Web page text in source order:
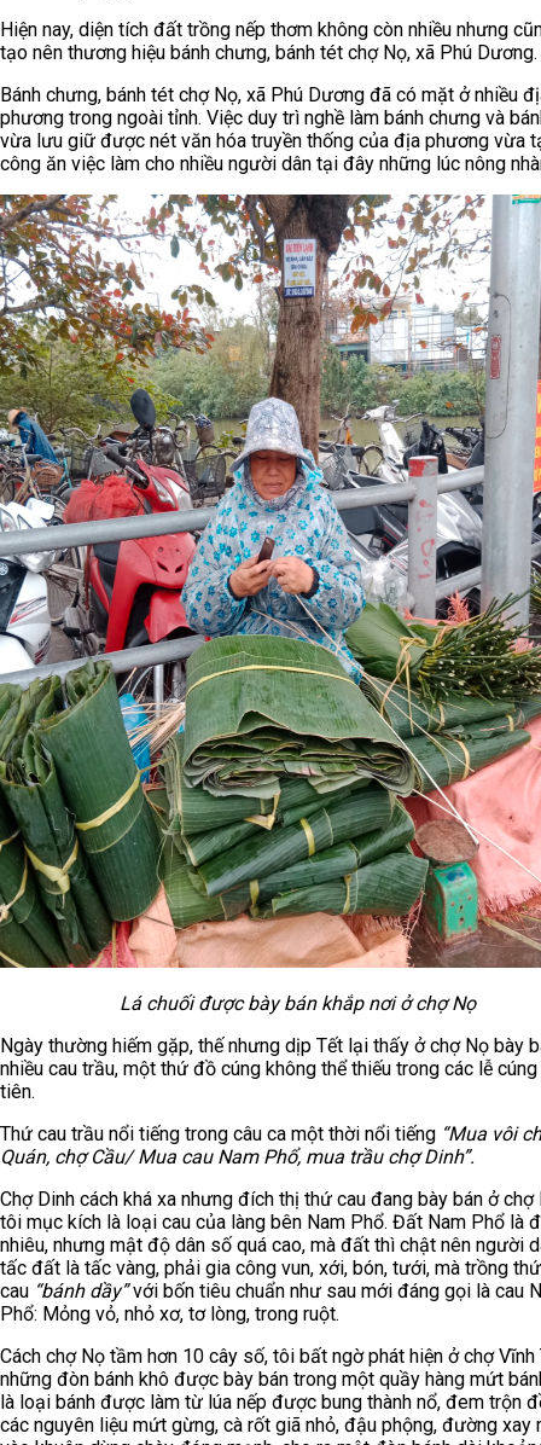
Hiện nay, diện tích đất trồng nếp thơm không còn nhiều nhưng
tạo nên thương hiệu bánh chưng, bánh tét chợ Nọ, xã Phú Dương.
Bánh chưng, bánh tét chợ Nọ, xã Phú Dương đã có mặt ở nhiều
phương trong ngoài tỉnh. Việc duy trì nghề làm bánh chưng và
vừa lưu giữ được nét văn hóa truyền thống của địa phương vừa
công ăn việc làm cho nhiều người dân tại đây những lúc nông
Lá chuối được bày bán khắp nơi ở chợ Nọ
Ngày thường hiếm gặp, thế nhưng dịp Tết lại thấy ở chợ Nọ bày
nhiều cau trầu, một thứ đồ cúng không thể thiếu trong các lễ
tiên.
Thứ cau trầu nổi tiếng trong câu ca một thời nổi tiếng “Mua vôi
Quán, chợ Cầu/ Mua cau Nam Phổ, mua trầu chợ Dinh”.
Chợ Dinh cách khá xa nhưng đích thị thứ cau đang bày bán ở chợ
tôi mục kích là loại cau của làng bên Nam Phổ. Đất Nam Phổ là
nhiêu, nhưng mật độ dân số quá cao, mà đất thì chật nên người
tấc đất là tấc vàng, phải gia công vun, xới, bón, tưới, mà trồng thứ
cau “bánh dầy”với bốn tiêu chuẩn như sau mới đáng gọi là cau
Phổ: Mỏng vỏ, nhỏ xơ, tơ lòng, trong ruột.
Cách chợ Nọ tầm hơn 10 cây số, tôi bất ngờ phát hiện ở chợ Vĩnh
những đòn bánh khô được bày bán trong một quầy hàng mứt
là loại bánh được làm từ lúa nếp được bung thành nổ, đem trộn
các nguyên liệu mứt gừng, cà rốt giã nhỏ, đậu phộng, đường xay